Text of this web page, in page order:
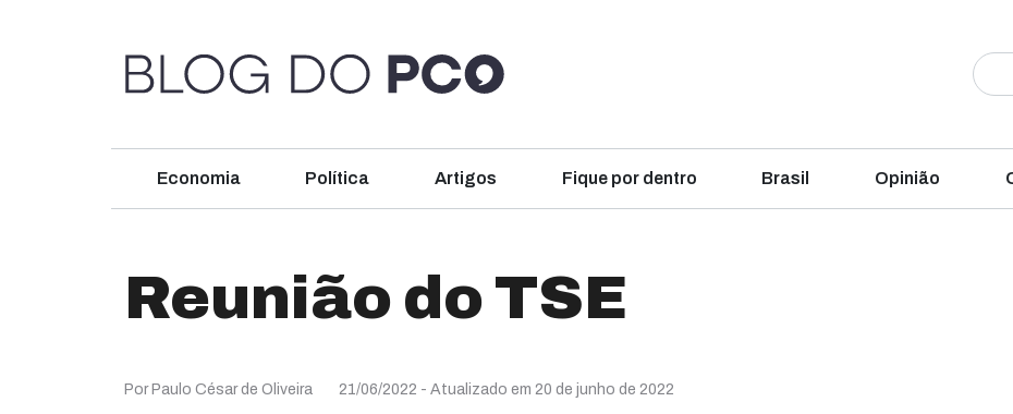
Economia Política Artigos Fique por dentro Brasil Opinião
Reunião do TSE
Por Paulo César de Oliveira 21/06/2022 - Atualizado em 20 de junho de 2022